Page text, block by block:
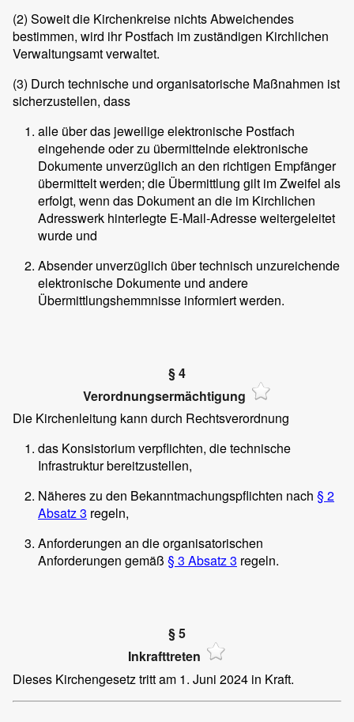
(2) Soweit die Kirchenkreise nichts Abweichendes
bestimmen, wird ihr Postfach im zuständigen Kirchlichen
Verwaltungsamt verwaltet.
(3) Durch technische und organisatorische Maßnahmen ist
sicherzustellen, dass
alle über das jeweilige elektronische Postfach
eingehende oder zu übermittelnde elektronische
Dokumente unverzüglich an den richtigen Empfänger
übermittelt werden; die Übermittlung gilt im Zweifel als
erfolgt, wenn das Dokument an die im Kirchlichen
Adresswerk hinterlegte E-Mail-Adresse weitergeleitet
wurde und
Absender unverzüglich über technisch unzureichende
elektronische Dokumente und andere
Übermittlungshemmnisse informiert werden.
§ 4
Verordnungsermächtigung
Die Kirchenleitung kann durch Rechtsverordnung
das Konsistorium verpflichten, die technische
Infrastruktur bereitzustellen,
Näheres zu den Bekanntmachungspflichten nach § 2
Absatz 3 regeln,
Anforderungen an die organisatorischen
Anforderungen gemäß § 3 Absatz 3 regeln.
§ 5
Inkrafttreten
Dieses Kirchengesetz tritt am 1. Juni 2024 in Kraft.